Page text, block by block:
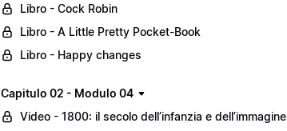
Libro - Cock Robin
Libro - A Little Pretty Pocket-Book
Libro - Happy changes
Capitulo 02 - Modulo 04
Video - 1800: il secolo dell’infanzia e dell’immagine